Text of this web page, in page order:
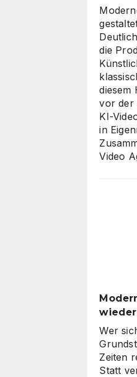
die
diesem
vor der
KI-
in
Video
Wer
Zeiten
Statt